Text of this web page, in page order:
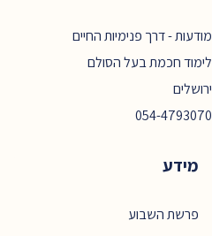
מודעות - דרך פנימיות החיים
לימוד חכמת בעל הסולם
ירושלים
054-4793070
מידע
פרשת השבוע